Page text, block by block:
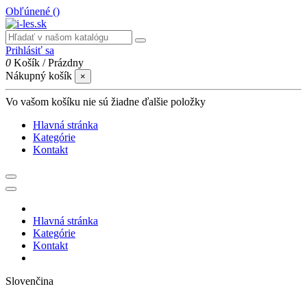
Obľúnené ()
Prihlásiť sa
0 Košík /Prázdny
Nákupný košík
×
Vo vašom košíku nie sú žiadne ďalšie položky
Hlavná stránka
Kategórie
Kontakt
Hlavná stránka
Kategórie
Kontakt
Slovenčina